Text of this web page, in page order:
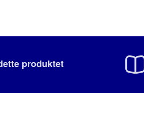
produktet